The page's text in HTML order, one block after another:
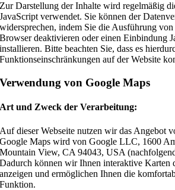
Zur Darstellung der Inhalte wird regelmäßig
JavaScript verwendet. Sie können der
widersprechen, indem Sie die Ausführung
Browser deaktivieren oder einen Einbindung
installieren. Bitte beachten Sie, dass es
Funktionseinschränkungen auf der Website
Verwendung von Google Maps
Art und Zweck der Verarbeitung:
Auf dieser Webseite nutzen wir das Angebot
Google Maps wird von Google LLC, 1600
Mountain View, CA 94043, USA
Dadurch können wir Ihnen interaktive Karten
anzeigen und ermöglichen Ihnen die
Funktion.